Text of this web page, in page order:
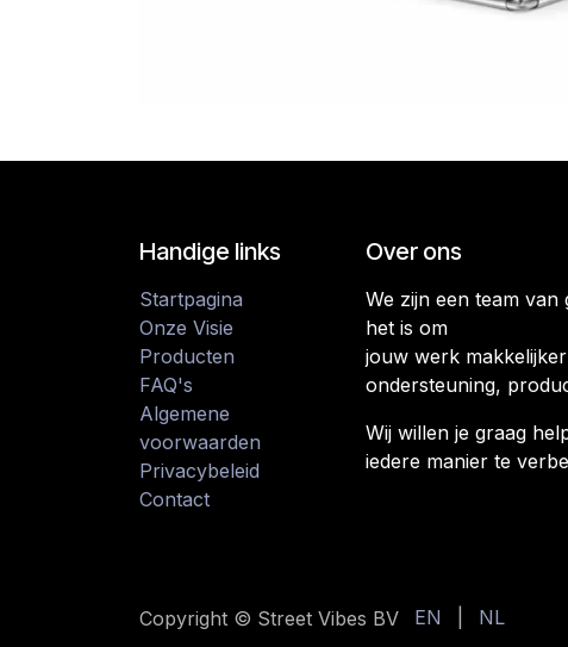
Handige links
Startpagina
Onze Visie
Producten
FAQ's
Algemene
voorwaarden
Privacybeleid
Contact
Over ons
We zijn een team van
het is om
jouw werk
ondersteuning,
Wij willen je graag
iedere manier te
Copyright © Street Vibes BV EN NL